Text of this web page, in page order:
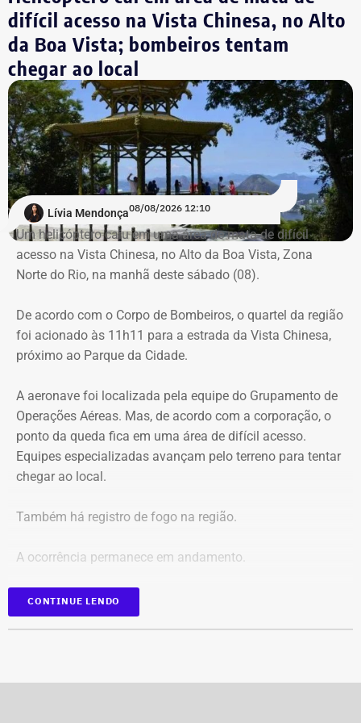
Reprodução/Divulgacand
Trecho da argumentação da prefeitura de Búzios sobre a respeito da morte
de uma criança de 2 anos — Foto: Reprodução.
criança de 2 anos — Foto: Reprodução.
O pedido de Búzios à Justiça
Em caráter urgente, antes da apresentação da defesa das
empresas, a prefeitura solicitou:
Preservação integral dos registros dos nove perfis;
Identificação de anunciantes e financiadores;
Retirada das publicações relacionadas no processo;
Suspensão temporária de contas que não fossem
Proibição de distribuição paga por contas ainda não
Destroços da aeronave, um Robinson 44, foram
localizados pela equipe do Grupamento de Operações
Aéreas.
Há registro de fogo na região, e militares especializados
em combate a incêndios florestais também foram
mobilizados.
Para dar apoio às buscas do Corpo de Bombeiros, o
ICMBio informou que um pequeno e restrito trecho da
Estrada da Vista Chinesa, em frente ao pagode chinês da
Vista Chinesa, foi interditado. A Vista Chinesa fica dentro
do Parque Nacional da Tijuca
difícil acesso na Vista Chinesa, no Alto
da Boa Vista; bombeiros tentam
chegar ao local
Lívia Mendonça08/08/2026 12:10
Um helicóptero caiu em uma área de mata de difícil
acesso na Vista Chinesa, no Alto da Boa Vista, Zona
Norte do Rio, na manhã deste sábado (08).
De acordo com o Corpo de Bombeiros, o quartel da região
foi acionado às 11h11 para a estrada da Vista Chinesa,
próximo ao Parque da Cidade.
A aeronave foi localizada pela equipe do Grupamento de
Operações Aéreas. Mas, de acordo com a corporação, o
ponto da queda fica em uma área de difícil acesso.
Equipes especializadas avançam pelo terreno para tentar
chegar ao local.
Também há registro de fogo na região.
A ocorrência permanece em andamento.
*Em atualização
CONTINUE LENDO